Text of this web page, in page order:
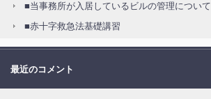
■当事務所が入居しているビルの管理について
■赤十字救急法基礎講習
最近のコメント